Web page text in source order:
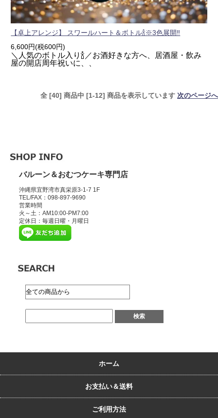
【卓上アレンジ】 スワールハート＆ボトル🍾※3色展開‼
6,600円(税600円)
＼人気のボトル入り🍾／お酒好きな方へ、居酒屋・飲み
屋の開店周年祝いに、、
全 [40] 商品中 [1-12] 商品を表示しています 次のページへ
バルーン＆おむつケーキ専門店
沖縄県宜野湾市真栄原3-1-7 1F
TEL/FAX：098-897-9690
営業時間
火～土：AM10:00-PM7:00
定休日：毎週日曜・月曜日
ホーム
お支払い＆送料
ご利用方法